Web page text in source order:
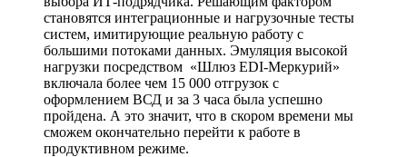
становятся интеграционные и нагрузочные тесты
систем, имитирующие реальную работу с
большими потоками данных. Эмуляция высокой
нагрузки посредством «Шлюз EDI-Меркурий»
включала более чем 15 000 отгрузок с
оформлением ВСД и за 3 часа была успешно
пройдена. А это значит, что в скором времени мы
сможем окончательно перейти к работе в
продуктивном режиме.